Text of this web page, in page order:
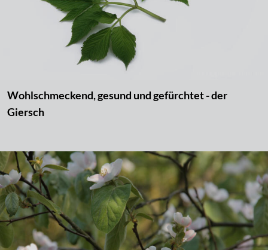
Wohlschmeckend, gesund und gefürchtet - der
Giersch